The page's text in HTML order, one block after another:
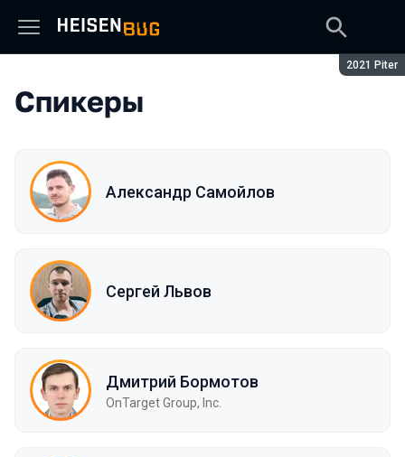
Сезон:
2021 Piter
Спикеры
Александр Самойлов
Сергей Львов
Дмитрий Бормотов
OnTarget Group, Inc.